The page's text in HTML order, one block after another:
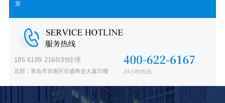
室
186 6189 2166/刘经理
总部：青岛市市南区百盛商业大厦37楼 24小时热线